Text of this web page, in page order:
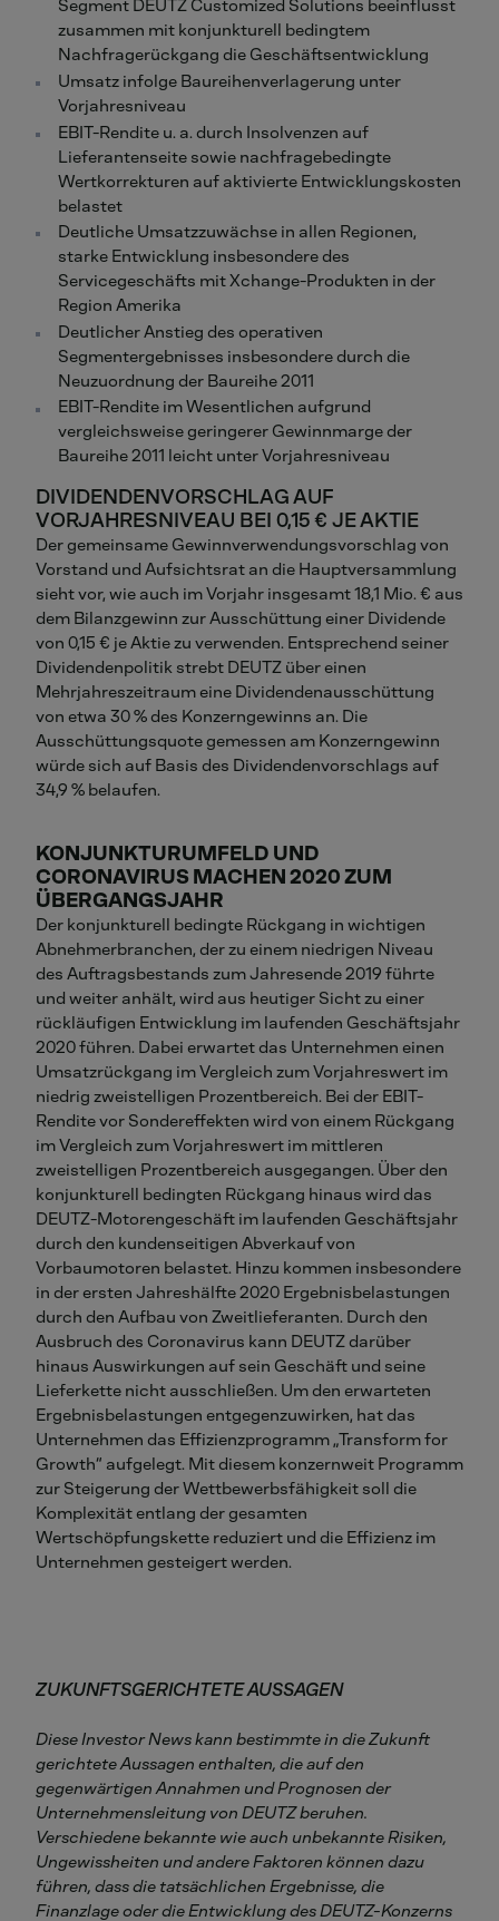
Segment DEUTZ Customized Solutions beeinflusst
zusammen mit konjunkturell bedingtem
Nachfragerückgang die Geschäftsentwicklung
Umsatz infolge Baureihenverlagerung unter
Vorjahresniveau
EBIT-Rendite u. a. durch Insolvenzen auf
Lieferantenseite sowie nachfragebedingte
Wertkorrekturen auf aktivierte Entwicklungskosten
belastet
Deutliche Umsatzzuwächse in allen Regionen,
starke Entwicklung insbesondere des
Servicegeschäfts mit Xchange-Produkten in der
Region Amerika
Deutlicher Anstieg des operativen
Segmentergebnisses insbesondere durch die
Neuzuordnung der Baureihe 2011
EBIT-Rendite im Wesentlichen aufgrund
vergleichsweise geringerer Gewinnmarge der
Baureihe 2011 leicht unter Vorjahresniveau
DIVIDENDENVORSCHLAG AUF
VORJAHRESNIVEAU BEI 0,15 € JE AKTIE
Der gemeinsame Gewinnverwendungsvorschlag von
Vorstand und Aufsichtsrat an die Hauptversammlung
sieht vor, wie auch im Vorjahr insgesamt 18,1 Mio. € aus
dem Bilanzgewinn zur Ausschüttung einer Dividende
von 0,15 € je Aktie zu verwenden. Entsprechend seiner
Dividendenpolitik strebt DEUTZ über einen
Mehrjahreszeitraum eine Dividendenausschüttung
von etwa 30 % des Konzerngewinns an. Die
Ausschüttungsquote gemessen am Konzerngewinn
würde sich auf Basis des Dividendenvorschlags auf
34,9 % belaufen.
KONJUNKTURUMFELD UND
CORONAVIRUS MACHEN 2020 ZUM
ÜBERGANGSJAHR
Der konjunkturell bedingte Rückgang in wichtigen
Abnehmerbranchen, der zu einem niedrigen Niveau
des Auftragsbestands zum Jahresende 2019 führte
und weiter anhält, wird aus heutiger Sicht zu einer
rückläufigen Entwicklung im laufenden Geschäftsjahr
2020 führen. Dabei erwartet das Unternehmen einen
Umsatzrückgang im Vergleich zum Vorjahreswert im
niedrig zweistelligen Prozentbereich. Bei der EBIT-
Rendite vor Sondereffekten wird von einem Rückgang
im Vergleich zum Vorjahreswert im mittleren
zweistelligen Prozentbereich ausgegangen. Über den
konjunkturell bedingten Rückgang hinaus wird das
DEUTZ-Motorengeschäft im laufenden Geschäftsjahr
durch den kundenseitigen Abverkauf von
Vorbaumotoren belastet. Hinzu kommen insbesondere
in der ersten Jahreshälfte 2020 Ergebnisbelastungen
durch den Aufbau von Zweitlieferanten. Durch den
Ausbruch des Coronavirus kann DEUTZ darüber
hinaus Auswirkungen auf sein Geschäft und seine
Lieferkette nicht ausschließen. Um den erwarteten
Ergebnisbelastungen entgegenzuwirken, hat das
Unternehmen das Effizienzprogramm „Transform for
Growth“ aufgelegt. Mit diesem konzernweit Programm
zur Steigerung der Wettbewerbsfähigkeit soll die
Komplexität entlang der gesamten
Wertschöpfungskette reduziert und die Effizienz im
Unternehmen gesteigert werden.
ZUKUNFTSGERICHTETE AUSSAGEN
Diese Investor News kann bestimmte in die Zukunft
gerichtete Aussagen enthalten, die auf den
gegenwärtigen Annahmen und Prognosen der
Unternehmensleitung von DEUTZ beruhen.
Verschiedene bekannte wie auch unbekannte Risiken,
Ungewissheiten und andere Faktoren können dazu
führen, dass die tatsächlichen Ergebnisse, die
Finanzlage oder die Entwicklung des DEUTZ-Konzerns